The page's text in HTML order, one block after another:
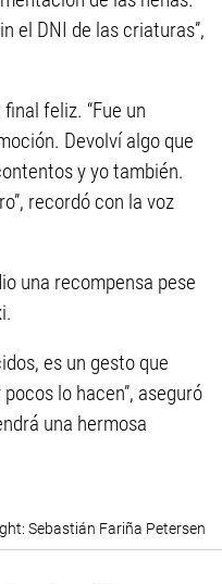
el DNI de las criaturas”,
feliz. “Fue un
Devolví algo que
y yo también.
recordó con la voz
una recompensa pese
es un gesto que
lo hacen”, aseguró
una hermosa
Sebastián Fariña Petersen